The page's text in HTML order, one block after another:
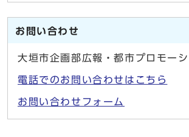
お問い合わせ
大垣市企画部広報・都市プロモー
電話でのお問い合わせはこちら
お問い合わせフォーム